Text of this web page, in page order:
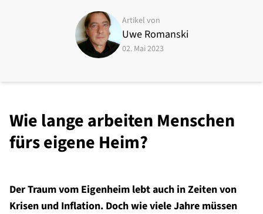
Artikel von
Uwe Romanski
02. Mai 2023
Wie lange arbeiten Menschen
fürs eigene Heim?
Der Traum vom Eigenheim lebt auch in Zeiten von
Krisen und Inflation. Doch wie viele Jahre müssen